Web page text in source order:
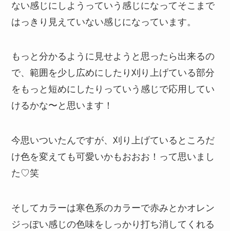
ない感じにしようっていう感じになってそこまで
はっきり見えていない感じになっています。
もっと分かるように見せようと思ったら出来るの
で、範囲を少し広めにしたり刈り上げている部分
をもっと短めにしたりっていう感じで応用してい
けるかな〜と思います！
今思いついたんですが、刈り上げているところだ
け色を変えても可愛いかもおおお！って思いまし
た♡笑
そしてカラーは寒色系のカラーで赤みとかオレン
ジっぽい感じの色味をしっかり打ち消してくれる